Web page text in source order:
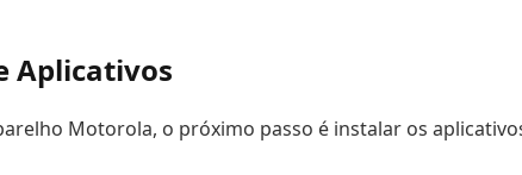
Aplicativos
Motorola, o próximo passo é instalar os